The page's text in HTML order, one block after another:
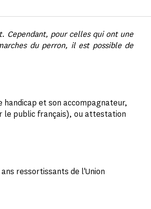
Cependant, pour celles qui ont une
du perron, il est possible de
et son accompagnateur,
le public français), ou attestation
ressortissants de l'Union